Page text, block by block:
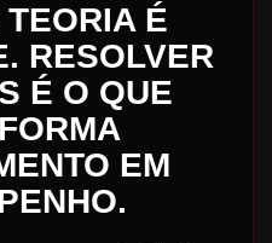
É
RESOLVER
É O QUE
EM